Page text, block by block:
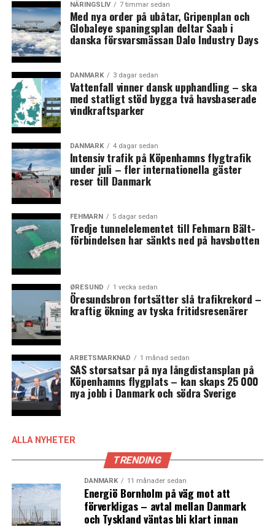
LÄS OCKSÅ:
Nya stadsdelen Varvsstaden i Malmö utvecklas med
dansk arkitekt i spetsen
Ikea har fått klartecken att börja bygga cityvaruhuset i
Köpenhamn – förväntad öppning 2023
NÄRINGSLIV 7 timmar sedan
Med nya order på ubåtar, Gripenplan och
Globaleye spaningsplan deltar Saab i
danska försvarsmässan Dalo Industry Days
DANMARK 3 dagar sedan
Vattenfall vinner dansk upphandling – ska
med statligt stöd bygga två havsbaserade
vindkraftsparker
DANMARK 4 dagar sedan
Intensiv trafik på Köpenhamns flygtrafik
under juli – fler internationella gäster
reser till Danmark
FEHMARN 5 dagar sedan
Tredje tunnelelementet till Fehmarn Bält-
förbindelsen har sänkts ned på havsbotten
ØRESUND 1 vecka sedan
Öresundsbron fortsätter slå trafikrekord –
kraftig ökning av tyska fritidsresenärer
ARBETSMARKNAD 1 månad sedan
SAS storsatsar på nya långdistansplan på
Köpenhamns flygplats – kan skaps 25 000
nya jobb i Danmark och södra Sverige
ALLA NYHETER
TRENDING
DANMARK 11 månader sedan
Energiö Bornholm på väg mot att
förverkligas – avtal mellan Danmark
och Tyskland väntas bli klart innan